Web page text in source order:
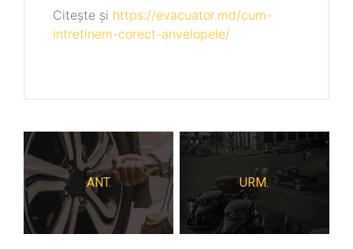
Citește și https://evacuator.md/cum-
intretinem-corect-anvelopele/
ANT. URM.